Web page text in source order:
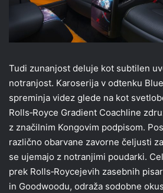
Tudi zunanjost deluje kot subtilen
notranjost. Karoserija v odtenku
spreminja videz glede na kot
Rolls‑Royce Gradient Coachline
z značilnim Kongovim podpisom.
različno obarvane zavorne čeljusti
se ujemajo z notranjimi poudarki.
prek Rolls‑Roycejevih zasebnih
in Goodwoodu, odraža sodobne